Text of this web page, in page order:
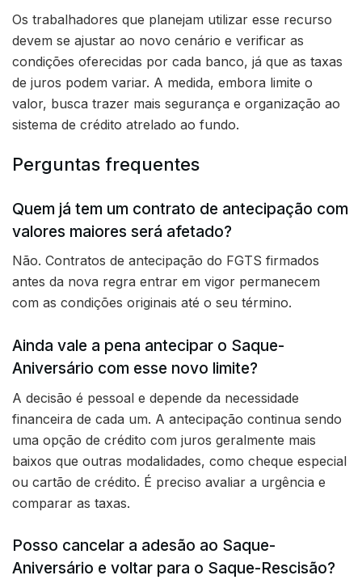
Os trabalhadores que planejam utilizar esse recurso
devem se ajustar ao novo cenário e verificar as
condições oferecidas por cada banco, já que as taxas
de juros podem variar. A medida, embora limite o
valor, busca trazer mais segurança e organização ao
sistema de crédito atrelado ao fundo.
Perguntas frequentes
Quem já tem um contrato de antecipação com
valores maiores será afetado?
Não. Contratos de antecipação do FGTS firmados
antes da nova regra entrar em vigor permanecem
com as condições originais até o seu término.
Ainda vale a pena antecipar o Saque-
Aniversário com esse novo limite?
A decisão é pessoal e depende da necessidade
financeira de cada um. A antecipação continua sendo
uma opção de crédito com juros geralmente mais
baixos que outras modalidades, como cheque especial
ou cartão de crédito. É preciso avaliar a urgência e
comparar as taxas.
Posso cancelar a adesão ao Saque-
Aniversário e voltar para o Saque-Rescisão?